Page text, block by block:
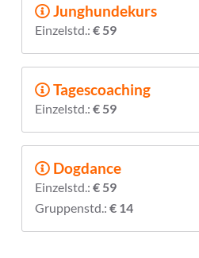
Junghundekurs
Einzelstd.: € 59
Tagescoaching
Einzelstd.: € 59
Dogdance
Einzelstd.: € 59
Gruppenstd.: € 14